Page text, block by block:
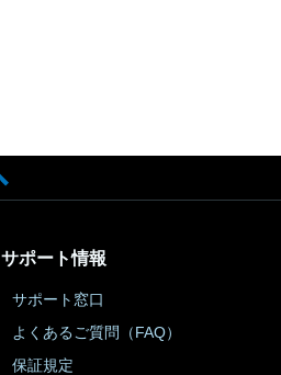
サポート情報
サポート窓口
よくあるご質問（FAQ）
保証規定